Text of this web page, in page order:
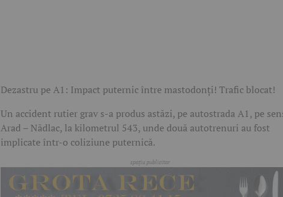
Dezastru pe A1: Impact puternic între mastodonți! Trafic blocat!
Un accident rutier grav s-a produs astăzi, pe autostrada A1, pe
Arad – Nădlac, la kilometrul 543, unde două autotrenuri au fost
implicate într-o coliziune puternică.